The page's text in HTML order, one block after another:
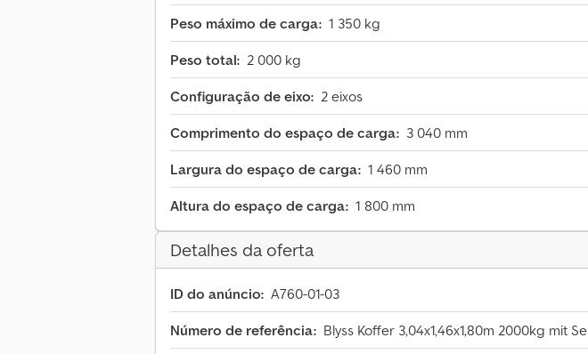
Peso máximo de carga: 1 350 kg
Peso total: 2 000 kg
Configuração de eixo: 2 eixos
Comprimento do espaço de carga: 3 040 mm
Largura do espaço de carga: 1 460 mm
Altura do espaço de carga: 1 800 mm
Detalhes da oferta
ID do anúncio: A760-01-03
Número de referência: Blyss Koffer 3,04x1,46x1,80m 2000kg mit Se